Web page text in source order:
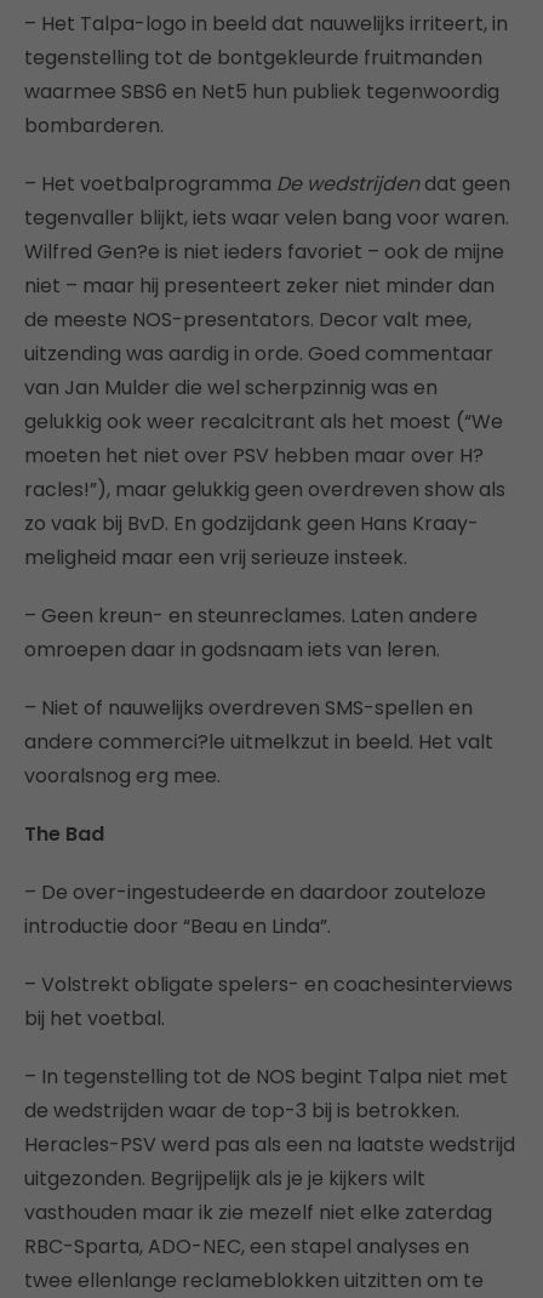
– Het Talpa-logo in beeld dat nauwelijks irriteert, in
tegenstelling tot de bontgekleurde fruitmanden
waarmee SBS6 en Net5 hun publiek tegenwoordig
bombarderen.
– Het voetbalprogramma De wedstrijdendat geen
tegenvaller blijkt, iets waar velen bang voor waren.
Wilfred Gen?e is niet ieders favoriet – ook de mijne
niet – maar hij presenteert zeker niet minder dan
de meeste NOS-presentators. Decor valt mee,
uitzending was aardig in orde. Goed commentaar
van Jan Mulder die wel scherpzinnig was en
gelukkig ook weer recalcitrant als het moest (“We
moeten het niet over PSV hebben maar over H?
racles!”), maar gelukkig geen overdreven show als
zo vaak bij BvD. En godzijdank geen Hans Kraay-
meligheid maar een vrij serieuze insteek.
– Geen kreun- en steunreclames. Laten andere
omroepen daar in godsnaam iets van leren.
– Niet of nauwelijks overdreven SMS-spellen en
andere commerci?le uitmelkzut in beeld. Het valt
vooralsnog erg mee.
The Bad
– De over-ingestudeerde en daardoor zouteloze
introductie door “Beau en Linda”.
– Volstrekt obligate spelers- en coachesinterviews
bij het voetbal.
– In tegenstelling tot de NOS begint Talpa niet met
de wedstrijden waar de top-3 bij is betrokken.
Heracles-PSV werd pas als een na laatste wedstrijd
uitgezonden. Begrijpelijk als je je kijkers wilt
vasthouden maar ik zie mezelf niet elke zaterdag
RBC-Sparta, ADO-NEC, een stapel analyses en
twee ellenlange reclameblokken uitzitten om te